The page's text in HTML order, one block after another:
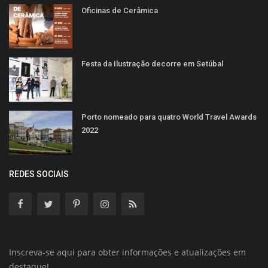
Oficinas de Cerâmica
Festa da Ilustração decorre em Setúbal
Porto nomeado para quatro World Travel Awards
2022
REDES SOCIAIS
Inscreva-se aqui para obter informações e atualizações em